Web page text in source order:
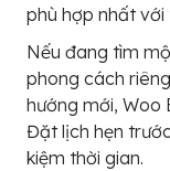
phù hợp nhất với
Nếu đang tìm
phong cách
hướng mới, Woo
Đặt lịch hẹn
kiệm thời gian.